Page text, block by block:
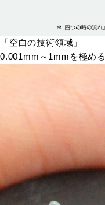
「空白の技術領域」
0.001mm～1mmを極める